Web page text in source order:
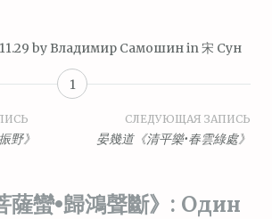
by Владимир Самошинin 宋 Сун
1
野》
СЛЕДУЮЩАЯ ЗАПИСЬ
晏幾道《清平樂•春雲綠處》
蠻•歸鴻聲斷》 : Один